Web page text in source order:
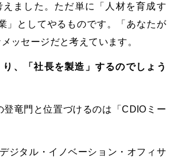
ました。ただ単に「人材を育成す
」としてやるものです。「あなたが
ッセージだと考えています。
、「社長を製造」するのでしょう
竜門と位置づけるのは「CDIOミー
ジタル・イノベーション・オフィサ